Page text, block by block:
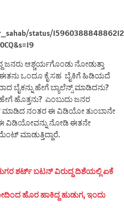
status/
ಆಶ್ಚರ್ಯಗೊಂಡು ನೋಡುತ್ತಾ
ಒಂದೂ ಕೈ ಸಹ ಬೈಕಿಗೆ ಹಿಡಿಯದೆ
ಬೈಕನ್ನು ಹೇಗೆ ಬ್ಯಾಲೆನ್ಸ್ ಮಾಡಿದನು?
ಹೊತ್ತನು? ಎಂಬುದು ಜನರ
ಮಾಡಿದ ನಂತರ ಈ ವಿಡಿಯೋ ತುಂಬಾನೇ
ಈ ವಿಡಿಯೋವನ್ನು ನೋಡಿ ಈತನೇ
ಮಾಡುತ್ತಿದ್ದಾರೆ.
ಶರ್ಟ್ ಬಟನ್ ವಿರುದ್ದ ದಿಶೆಯಲ್ಲಿ ಏಕೆ
ಹೊರ ಹಾಕಿದ್ದ ಹುಡುಗ, ಇಂದು